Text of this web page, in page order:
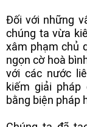
Đối với những
chúng ta vừa
xâm phạm chủ
ngọn cờ hoà
với các nước
kiếm giải
bằng biện pháp